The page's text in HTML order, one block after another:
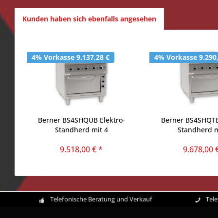
Kunden haben sich ebenfalls angesehen
4% Vorkasse 9.137,28 €
Berner BS4SHQUB Elektro-
Standherd mit 4
9.518,00 € *
4% Vorkasse
Berner
Standherd
9.678,00
Telefonische Beratung und Verkauf